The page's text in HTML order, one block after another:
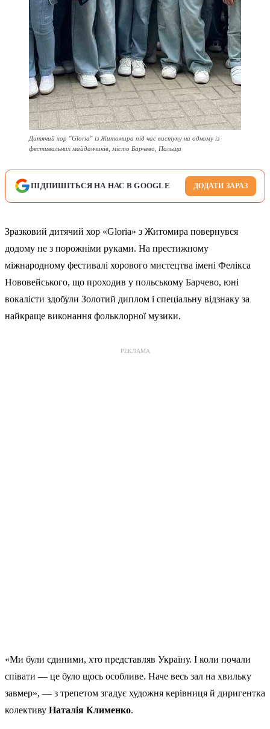
Дитячий хор "Gloria" із Житомира під час виступу на одному із
фестивальних майданчиків, місто Барчево, Польща
ПІДПИШІТЬСЯ НА НАС В GOOGLE ДОДАТИ ЗАРАЗ
Зразковий дитячий хор «Gloria» з Житомира повернувся
додому не з порожніми руками. На престижному
міжнародному фестивалі хорового мистецтва імені Фелікса
Нововейського, що проходив у польському Барчево, юні
вокалісти здобули Золотий диплом і спеціальну відзнаку за
найкраще виконання фольклорної музики.
РЕКЛАМА
«Ми були єдиними, хто представляв Україну. І коли почали
співати — це було щось особливе. Наче весь зал на хвильку
завмер», — з трепетом згадує художня керівниця й диригентка
колективу Наталія Клименко.